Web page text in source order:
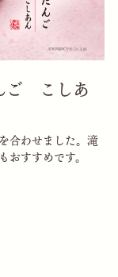
ご こしあ
合わせました。滝
すすめです。